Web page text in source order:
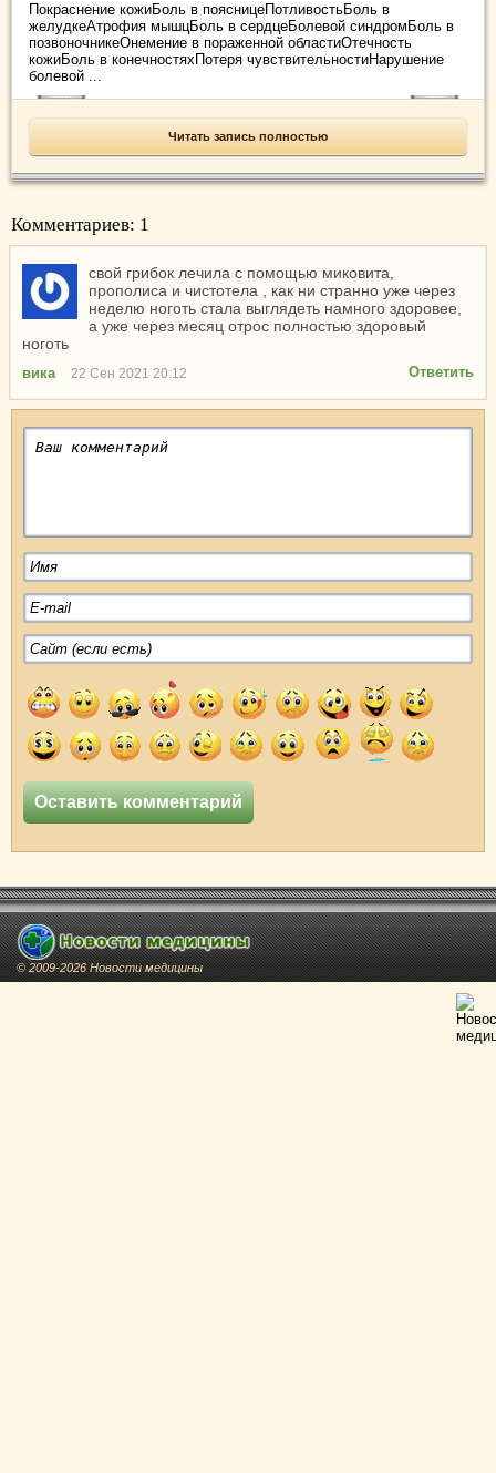
Покраснение кожиБоль в поясницеПотливостьБоль в
желудкеАтрофия мышцБоль в сердцеБолевой синдромБоль в
позвоночникеОнемение в пораженной областиОтечность
кожиБоль в конечностяхПотеря чувствительностиНарушение
болевой ...
Читать запись полностью
Комментариев: 1
свой грибок лечила с помощью миковита,
прополиса и чистотела , как ни странно уже через
неделю ноготь стала выглядеть намного здоровее,
а уже через месяц отрос полностью здоровый
ноготь
вика Ответить
22 Сен 2021 20:12
© 2009-2026 Новости медицины